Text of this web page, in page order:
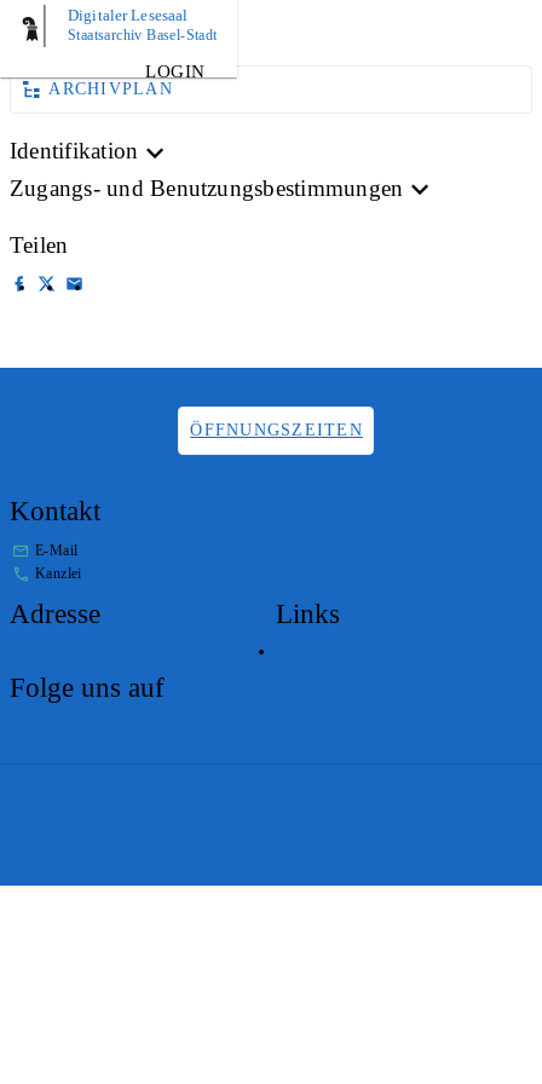
Digitaler Lesesaal
Staatsarchiv Basel-Stadt
LOGIN
AKTE
ARCHIVPLAN
Identifikation
Zugangs- und Benutzungsbestimmungen
Teilen
ÖFFNUNGSZEITEN
Kontakt
E-Mail
Kanzlei
Adresse Links
Folge uns auf